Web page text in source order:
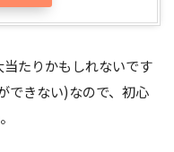
たりかもしれないです
できない)なので、初心